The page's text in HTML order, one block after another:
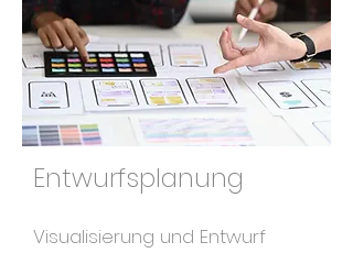
Entwurfsplanung
Visualisierung und Entwurf